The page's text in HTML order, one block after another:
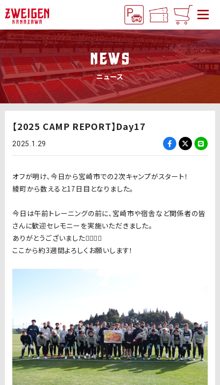
NEWS
ニュース
【2025 CAMP REPORT】Day17
2025.1.29
オフが明け、今日から宮崎市での2次キャンプがスタート！
綾町から数えると17日目となりました。
今日は午前トレーニングの前に、宮崎市や宿舎など関係者の皆
さんに歓迎セレモニーを実施いただきました。
ありがとうございました🙇🏻‍♂️✨
ここから約3週間よろしくお願いします！